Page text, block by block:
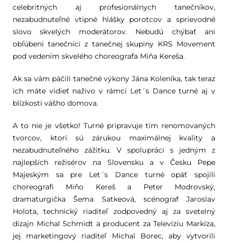
celebritných aj profesionálnych tanečníkov,
nezabudnuteľné vtipné hlášky porotcov a sprievodné
slovo skvelých moderátorov. Nebudú chýbať ani
obľúbení tanečníci z tanečnej skupiny KRS Movement
pod vedením skvelého choreografa Miňa Kereša.
Ak sa vám páčili tanečné výkony Jána Koleníka, tak teraz
ich máte vidieť naživo v rámci Let´s Dance turné aj v
blízkosti vášho domova.
A to nie je všetko! Turné pripravuje tím renomovaných
tvorcov, ktorí sú zárukou maximálnej kvality a
nezabudnuteľného zážitku. V spolupráci s jedným z
najlepších režisérov na Slovensku a v Česku Pepe
Majeským sa pre Let´s Dance turné opäť spojili
choreografi Miňo Kereš a Peter Modrovský,
dramaturgička Šema Satkeová, scénograf Jaroslav
Holota, technický riaditeľ zodpovedný aj za svetelný
dizajn Michal Schmidt a producent za Televíziu Markíza,
jej marketingový riaditeľ Michal Borec, aby vytvorili